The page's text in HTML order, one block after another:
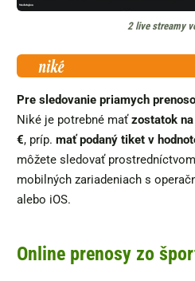
2 live streamy
Pre sledovanie priamych
Niké je potrebné maťzostatok na
€, príp. mať podaný tiket v
môžete sledovať
mobilných zariadeniach s
alebo iOS.
Online prenosy zo